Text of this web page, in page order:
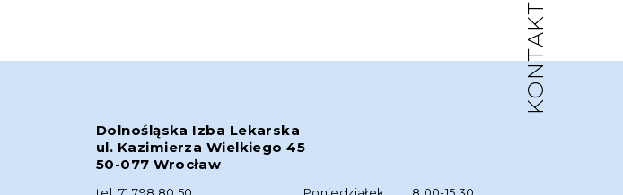
KONTAKT
Dolnośląska Izba Lekarska
ul. Kazimierza Wielkiego 45
50-077 Wrocław